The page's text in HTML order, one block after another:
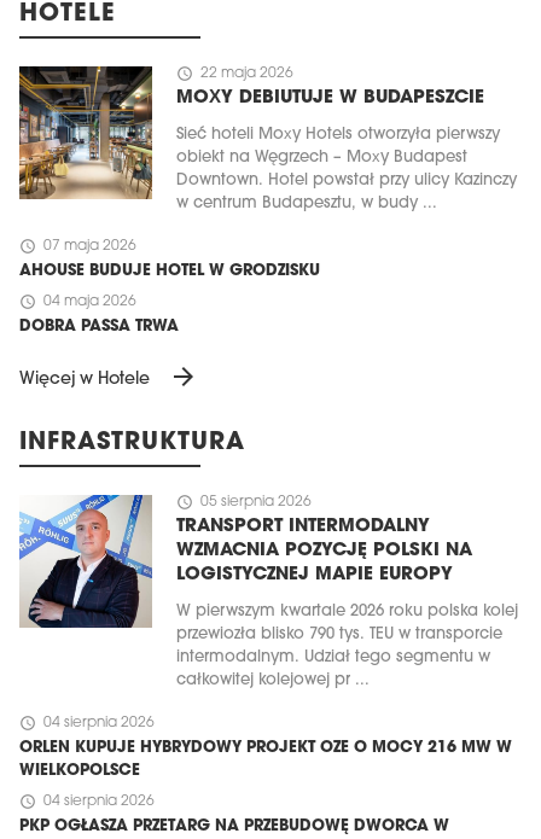
HOTELE
schedule 22 maja 2026
MOXY DEBIUTUJE W BUDAPESZCIE
Sieć hoteli Moxy Hotels otworzyła pierwszy
obiekt na Węgrzech – Moxy Budapest
Downtown. Hotel powstał przy ulicy Kazinczy
w centrum Budapesztu, w budy ...
schedule 07 maja 2026
AHOUSE BUDUJE HOTEL W GRODZISKU
schedule 04 maja 2026
DOBRA PASSA TRWA
Więcej w Hotele arrow_forward
INFRASTRUKTURA
schedule 05 sierpnia 2026
TRANSPORT INTERMODALNY
WZMACNIA POZYCJĘ POLSKI NA
LOGISTYCZNEJ MAPIE EUROPY
W pierwszym kwartale 2026 roku polska kolej
przewiozła blisko 790 tys. TEU w transporcie
intermodalnym. Udział tego segmentu w
całkowitej kolejowej pr ...
schedule 04 sierpnia 2026
ORLEN KUPUJE HYBRYDOWY PROJEKT OZE O MOCY 216 MW W
WIELKOPOLSCE
schedule 04 sierpnia 2026
PKP OGŁASZA PRZETARG NA PRZEBUDOWĘ DWORCA W